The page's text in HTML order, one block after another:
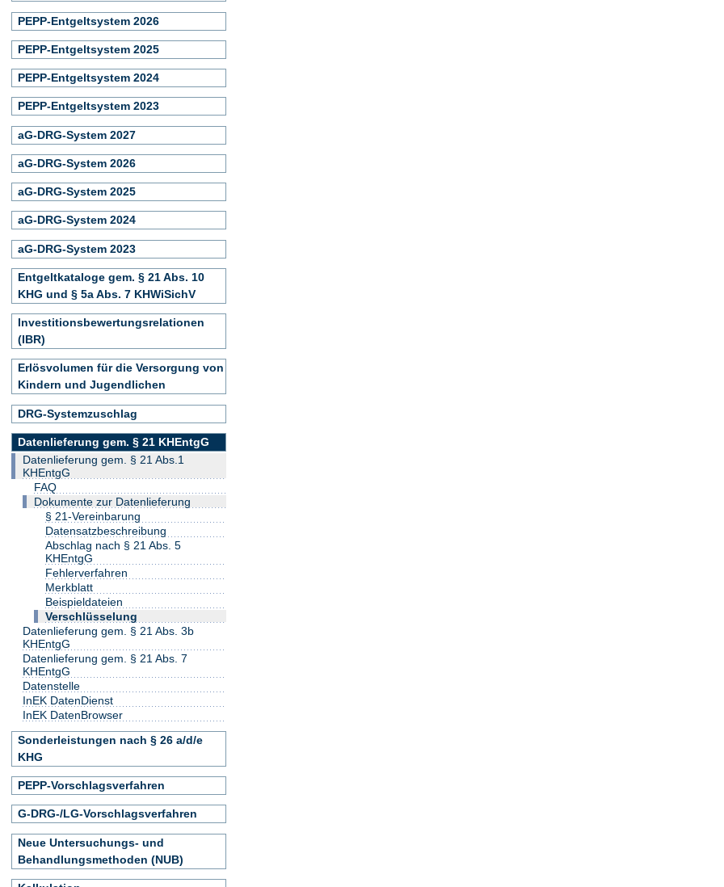
PEPP-Entgeltsystem 2026
PEPP-Entgeltsystem 2025
PEPP-Entgeltsystem 2024
PEPP-Entgeltsystem 2023
aG-DRG-System 2027
aG-DRG-System 2026
aG-DRG-System 2025
aG-DRG-System 2024
aG-DRG-System 2023
Entgeltkataloge gem. § 21 Abs. 10
KHG und § 5a Abs. 7 KHWiSichV
Investitionsbewertungsrelationen
(IBR)
Erlösvolumen für die Versorgung von
Kindern und Jugendlichen
DRG-Systemzuschlag
Datenlieferung gem. § 21 KHEntgG
Datenlieferung gem. § 21 Abs.1
KHEntgG
FAQ
Dokumente zur Datenlieferung
§ 21-Vereinbarung
Datensatzbeschreibung
Abschlag nach § 21 Abs. 5
KHEntgG
Fehlerverfahren
Merkblatt
Beispieldateien
Verschlüsselung
Datenlieferung gem. § 21 Abs. 3b
KHEntgG
Datenlieferung gem. § 21 Abs. 7
KHEntgG
Datenstelle
InEK DatenDienst
InEK DatenBrowser
Sonderleistungen nach § 26 a/d/e
KHG
PEPP-Vorschlagsverfahren
G-DRG-/LG-Vorschlagsverfahren
Neue Untersuchungs- und
Behandlungsmethoden (NUB)